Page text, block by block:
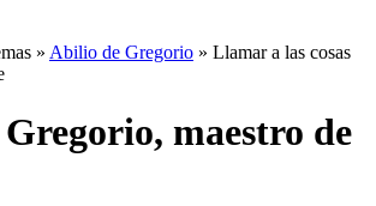
» Abilio de Gregorio » Llamar a las cosas
maestro de